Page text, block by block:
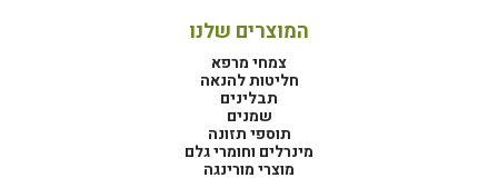
המוצרים שלנו
צמחי מרפא
חליטות להנאה
תבלינים
שמנים
תוספי תזונה
מינרלים וחומרי גלם
מוצרי מורינגה